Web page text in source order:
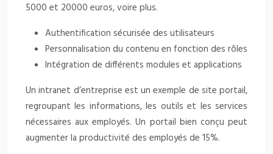
5000 et 20000 euros, voire plus.
Authentification sécurisée des utilisateurs
Personnalisation du contenu en fonction des rôles
Intégration de différents modules et applications
Un intranet d’entreprise est un exemple de site portail,
regroupant les informations, les outils et les services
nécessaires aux employés. Un portail bien conçu peut
augmenter la productivité des employés de 15%.